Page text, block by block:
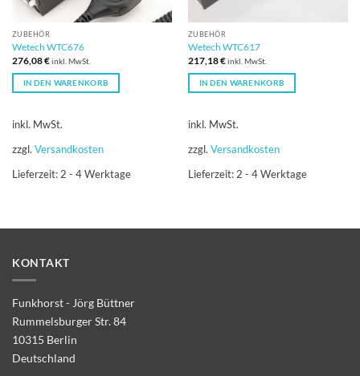
ZUBEHÖR
Wetech WTC676
276,08€inkl. MwSt.
IN DEN WARENKORB
inkl. MwSt.
zzgl. Versandkosten
Lieferzeit: 2 - 4 Werktage
ZUBEHÖR
Wetech WTC617
217,18€inkl. MwSt.
IN DEN WARENKORB
inkl. MwSt.
zzgl. Versandkosten
Lieferzeit: 2 - 4 Werktage
KONTAKT
Funkhorst - Jörg Büttner
Rummelsburger Str. 84
10315 Berlin
Deutschland